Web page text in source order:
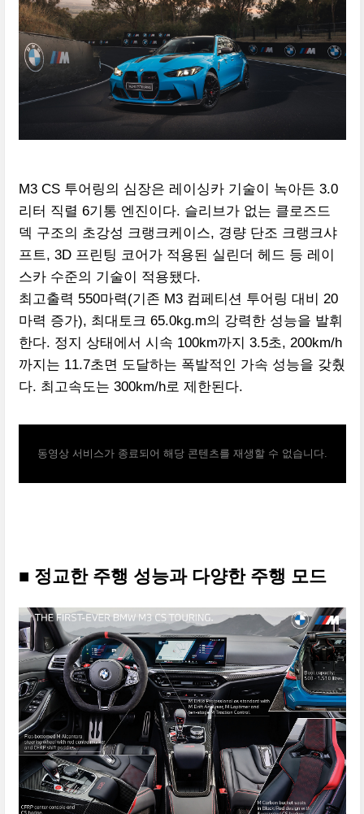
M3 CS 투어링의 심장은 레이싱카 기술이 녹아든 3.0
리터 직렬 6기통 엔진이다. 슬리브가 없는 클로즈드
덱 구조의 초강성 크랭크케이스, 경량 단조 크랭크샤
프트, 3D 프린팅 코어가 적용된 실린더 헤드 등 레이
스카 수준의 기술이 적용됐다.
최고출력 550마력(기존 M3 컴페티션 투어링 대비 20
마력 증가), 최대토크 65.0kg.m의 강력한 성능을 발휘
한다. 정지 상태에서 시속 100km까지 3.5초, 200km/h
까지는 11.7초면 도달하는 폭발적인 가속 성능을 갖췄
다. 최고속도는 300km/h로 제한된다.
동영상 서비스가 종료되어 해당 콘텐츠를 재생할 수 없습니다.
■ 정교한 주행 성능과 다양한 주행 모드